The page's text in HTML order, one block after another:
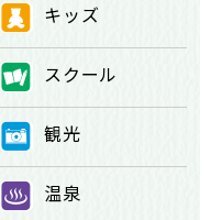
④ キッズ
⑥ スクール
⑧ 観光
⑩ 温泉